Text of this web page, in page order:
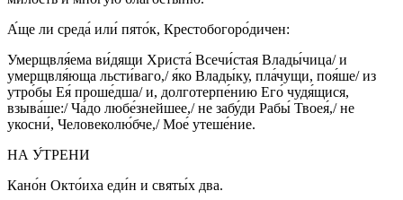
А́ще ли среда́ или́ пято́к, Крестобогоро́дичен:
Умерщвля́ема ви́дящи Христа́ Всечи́стая Влады́чица/ и
умерщвля́юща льсти́ваго,/ я́ко Влады́ку, пла́чущи, поя́ше/ из
утро́бы Ея́ проше́дша/ и, долготерпе́нию Его́ чудя́щися,
взыва́ше:/ Ча́до любе́знейшее,/ не забу́ди Рабы́ Твоея́,/ не
укосни́, Человеколю́бче,/ Мое́ утеше́ние.
НА У́ТРЕНИ
Кано́н Окто́иха еди́н и святы́х два.